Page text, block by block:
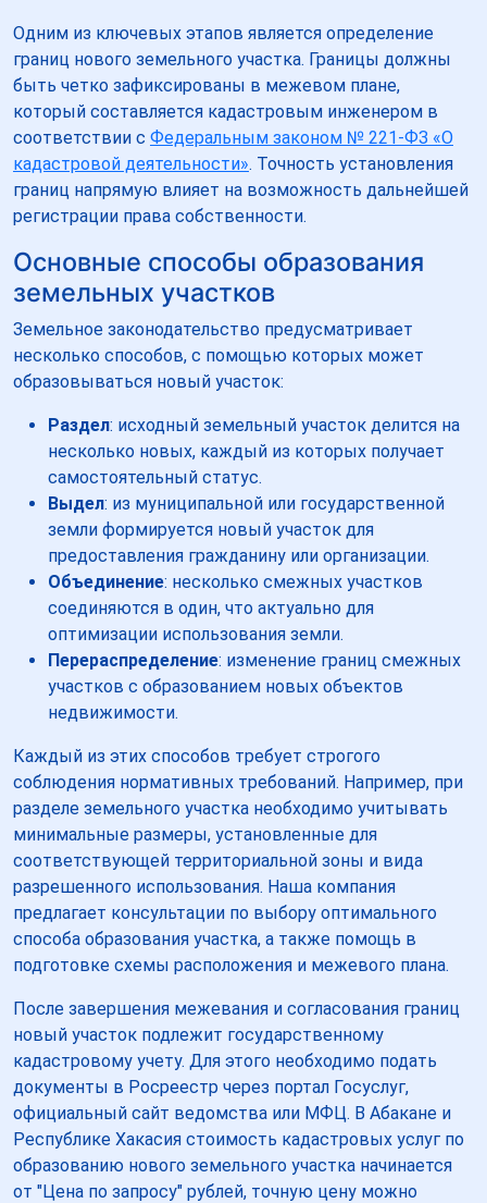
Одним из ключевых этапов является определение
границ нового земельного участка. Границы должны
быть четко зафиксированы в межевом плане,
который составляется кадастровым инженером в
соответствии с Федеральным законом № 221-ФЗ «О
кадастровой деятельности». Точность установления
границ напрямую влияет на возможность дальнейшей
регистрации права собственности.
Основные способы образования
земельных участков
Земельное законодательство предусматривает
несколько способов, с помощью которых может
образовываться новый участок:
Раздел: исходный земельный участок делится на
несколько новых, каждый из которых получает
самостоятельный статус.
Выдел: из муниципальной или государственной
земли формируется новый участок для
предоставления гражданину или организации.
Объединение: несколько смежных участков
соединяются в один, что актуально для
оптимизации использования земли.
Перераспределение: изменение границ смежных
участков с образованием новых объектов
недвижимости.
Каждый из этих способов требует строгого
соблюдения нормативных требований. Например, при
разделе земельного участка необходимо учитывать
минимальные размеры, установленные для
соответствующей территориальной зоны и вида
разрешенного использования. Наша компания
предлагает консультации по выбору оптимального
способа образования участка, а также помощь в
подготовке схемы расположения и межевого плана.
После завершения межевания и согласования границ
новый участок подлежит государственному
кадастровому учету. Для этого необходимо подать
документы в Росреестр через портал Госуслуг,
официальный сайт ведомства или МФЦ. В Абакане и
Республике Хакасия стоимость кадастровых услуг по
образованию нового земельного участка начинается
от "Цена по запросу" рублей, точную цену можно